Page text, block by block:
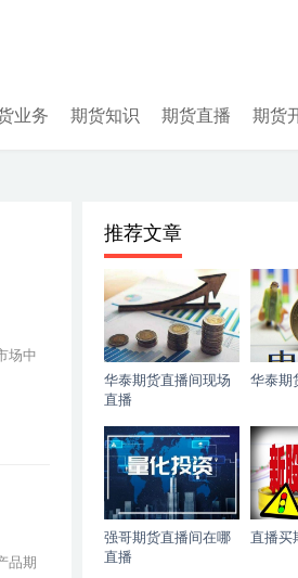
业务 期货知识 期货直播 期货
场中
品期
推荐文章
华泰期货直播间现场
直播
华泰期
强哥期货直播间在哪
直播
直播买